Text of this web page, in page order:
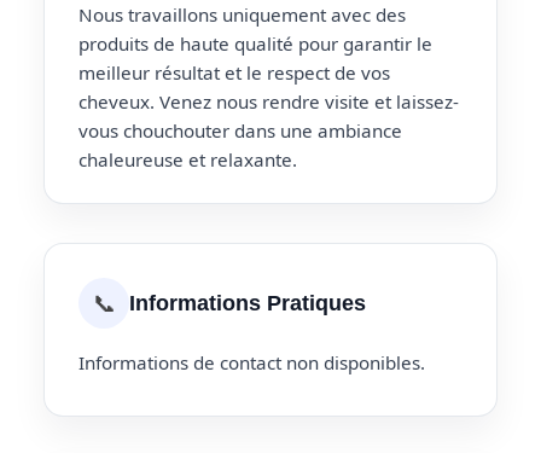
Nous travaillons uniquement avec des
produits de haute qualité pour garantir le
meilleur résultat et le respect de vos
cheveux. Venez nous rendre visite et laissez-
vous chouchouter dans une ambiance
chaleureuse et relaxante.
📞 Informations Pratiques
Informations de contact non disponibles.